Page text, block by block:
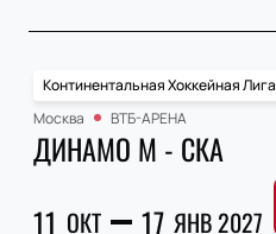
Континентальная Хоккейная Лига
Москва
ВТБ-АРЕНА
ДИНАМО М - СКА
11 ОКТ 17 ЯНВ 2027